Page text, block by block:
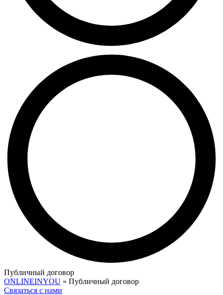
Публичный договор
ONLINEINYOU » Публичный договор
Связаться с нами